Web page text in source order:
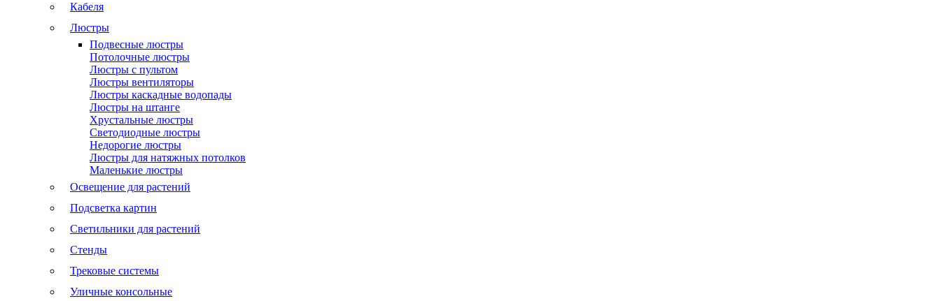
Кабеля
Люстры
Подвесные люстры
Потолочные люстры
Люстры с пультом
Люстры вентиляторы
Люстры каскадные водопады
Люстры на штанге
Хрустальные люстры
Светодиодные люстры
Недорогие люстры
Люстры для натяжных потолков
Маленькие люстры
Освещение для растений
Подсветка картин
Светильники для растений
Стенды
Трековые системы
Уличные консольные